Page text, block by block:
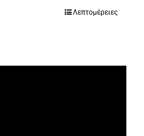
Λεπτομέρειες